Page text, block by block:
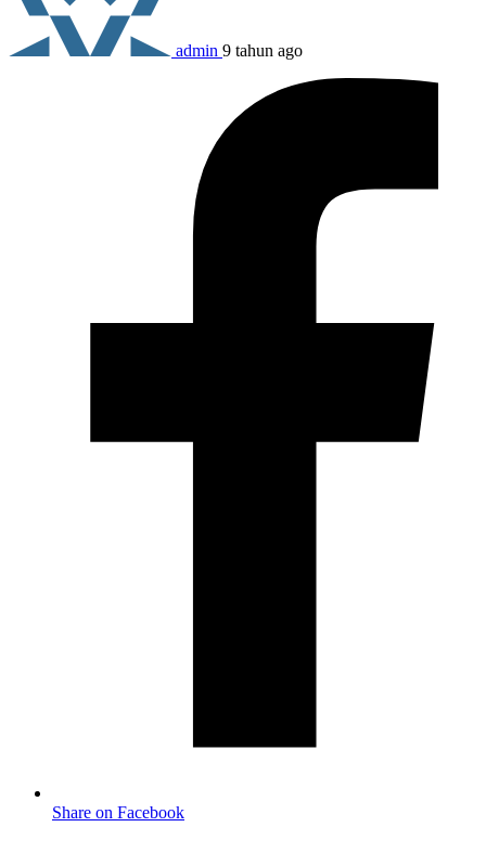
admin 9 tahun ago
Share on Facebook